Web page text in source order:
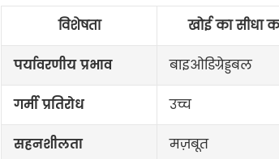
विशेषता खोई का सीधा
पर्यावरणीय प्रभाव
बाइओडिग्रेड्डबल
गर्मी प्रतिरोध
उच्च
सहनशीलता
मज़बूत